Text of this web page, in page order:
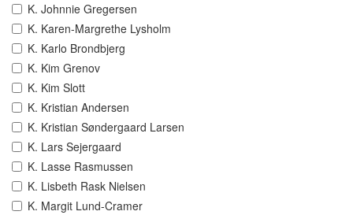
K. Johnnie Gregersen
K. Karen-Margrethe Lysholm
K. Karlo Brondbjerg
K. Kim Grenov
K. Kim Slott
K. Kristian Andersen
K. Kristian Søndergaard Larsen
K. Lars Sejergaard
K. Lasse Rasmussen
K. Lisbeth Rask Nielsen
K. Margit Lund-Cramer